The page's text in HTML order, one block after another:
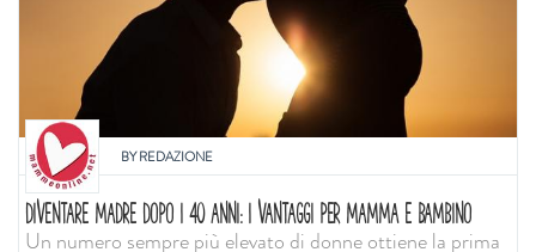
BYREDAZIONE
DIVENTARE MADRE DOPO I 40 ANNI: I VANTAGGI PER MAMMA E BAMBINO
Un numero sempre più elevato di donne ottiene la prima